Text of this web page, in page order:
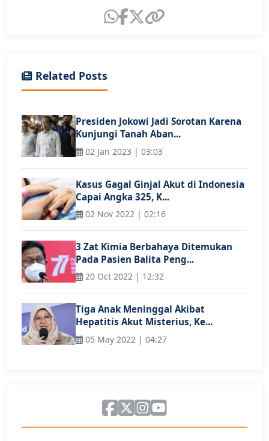
Related Posts
Presiden Jokowi Jadi Sorotan Karena
Kunjungi Tanah Aban...
02 Jan 2023 | 03:03
Kasus Gagal Ginjal Akut di Indonesia
Capai Angka 325, K...
02 Nov 2022 | 02:16
3 Zat Kimia Berbahaya Ditemukan
Pada Pasien Balita Peng...
20 Oct 2022 | 12:32
Tiga Anak Meninggal Akibat
Hepatitis Akut Misterius, Ke...
05 May 2022 | 04:27